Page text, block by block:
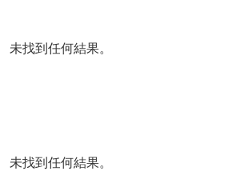
未找到任何結果。
未找到任何結果。